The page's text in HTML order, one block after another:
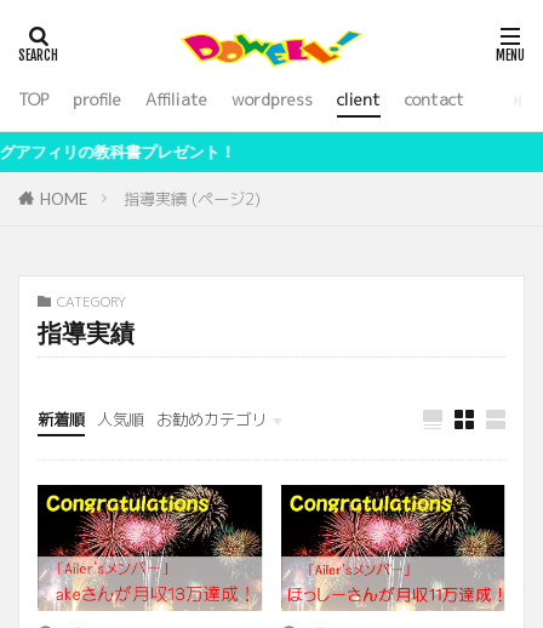
TOP profile Affiliate wordpress client contact
ント！
HOME 指導実績 (ページ2)
CATEGORY
指導実績
新着順 人気順
お勧めカテゴリ
未分類
カテゴリー